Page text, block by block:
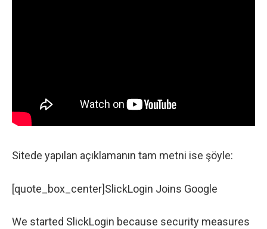
Sitede yapılan açıklamanın tam metni ise şöyle:
[quote_box_center]SlickLogin Joins Google
We started SlickLogin because security measures